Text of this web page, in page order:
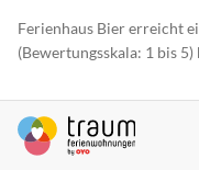
Ferienhaus Bier erreicht
(Bewertungsskala: 1 bis